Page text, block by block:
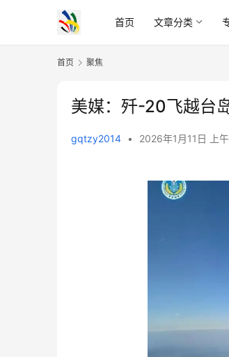
首页 文章分类
首页 聚焦
美媒：歼-20飞越台
gqtzy2014 • 2026年1月11日 上